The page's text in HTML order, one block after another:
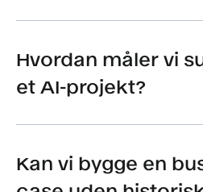
Hvordan måler vi
et AI-projekt?
Kan vi bygge en